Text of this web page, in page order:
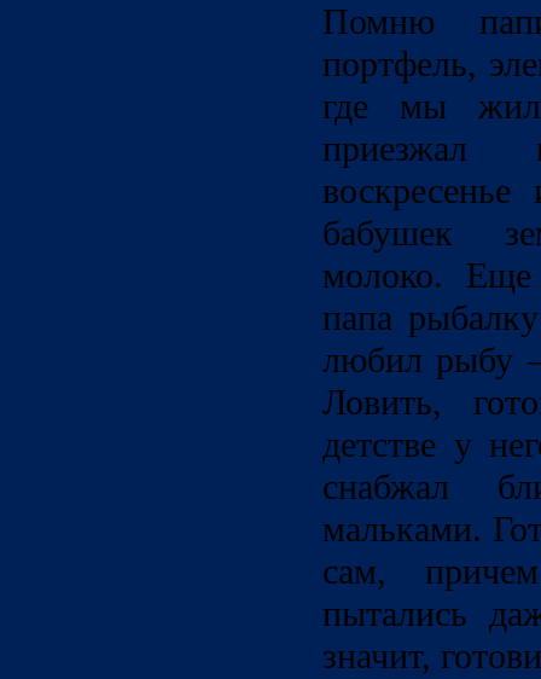
Помню
портфель,
где мы
бабушек
молоко.
папа
любил рыбу
Ловить,
детстве у
снабжал
мальками.
сам,
пытались
значит,